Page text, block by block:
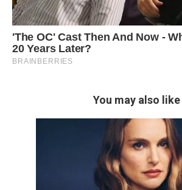
You may also like